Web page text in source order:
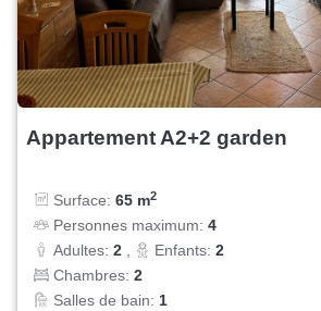
Appartement A2+2 garden
Surface: 65 m2
Personnes maximum: 4
Adultes: 2 Enfants: 2
Chambres: 2
Salles de bain: 1